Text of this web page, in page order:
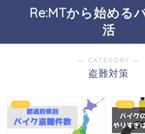
Re:MTから始める
活
― CATEGORY ―
盗難対策
バイク バイク